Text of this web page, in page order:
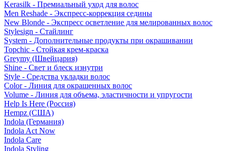
Kerasilk - Премиальный уход для волос
Men Reshade - Экспресс-коррекция седины
New Blonde - Экспресс осветление для мелированных волос
Stylesign - Стайлинг
System - Дополнительные продукты при окрашивании
Topchic - Стойкая крем-краска
Greymy (Швейцария)
Shine - Свет и блеск изнутри
Style - Средства укладки волос
Color - Линия для окрашенных волос
Volume - Линия для объема, эластичности и упругости
Help Is Here (Россия)
Hempz (США)
Indola (Германия)
Indola Act Now
Indola Care
Indola Styling